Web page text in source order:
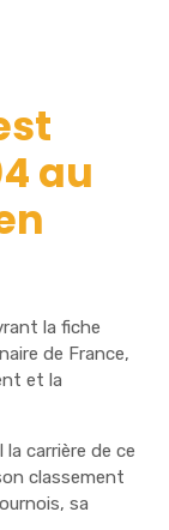
au
la fiche
de France,
et la
carrière de ce
classement
sa